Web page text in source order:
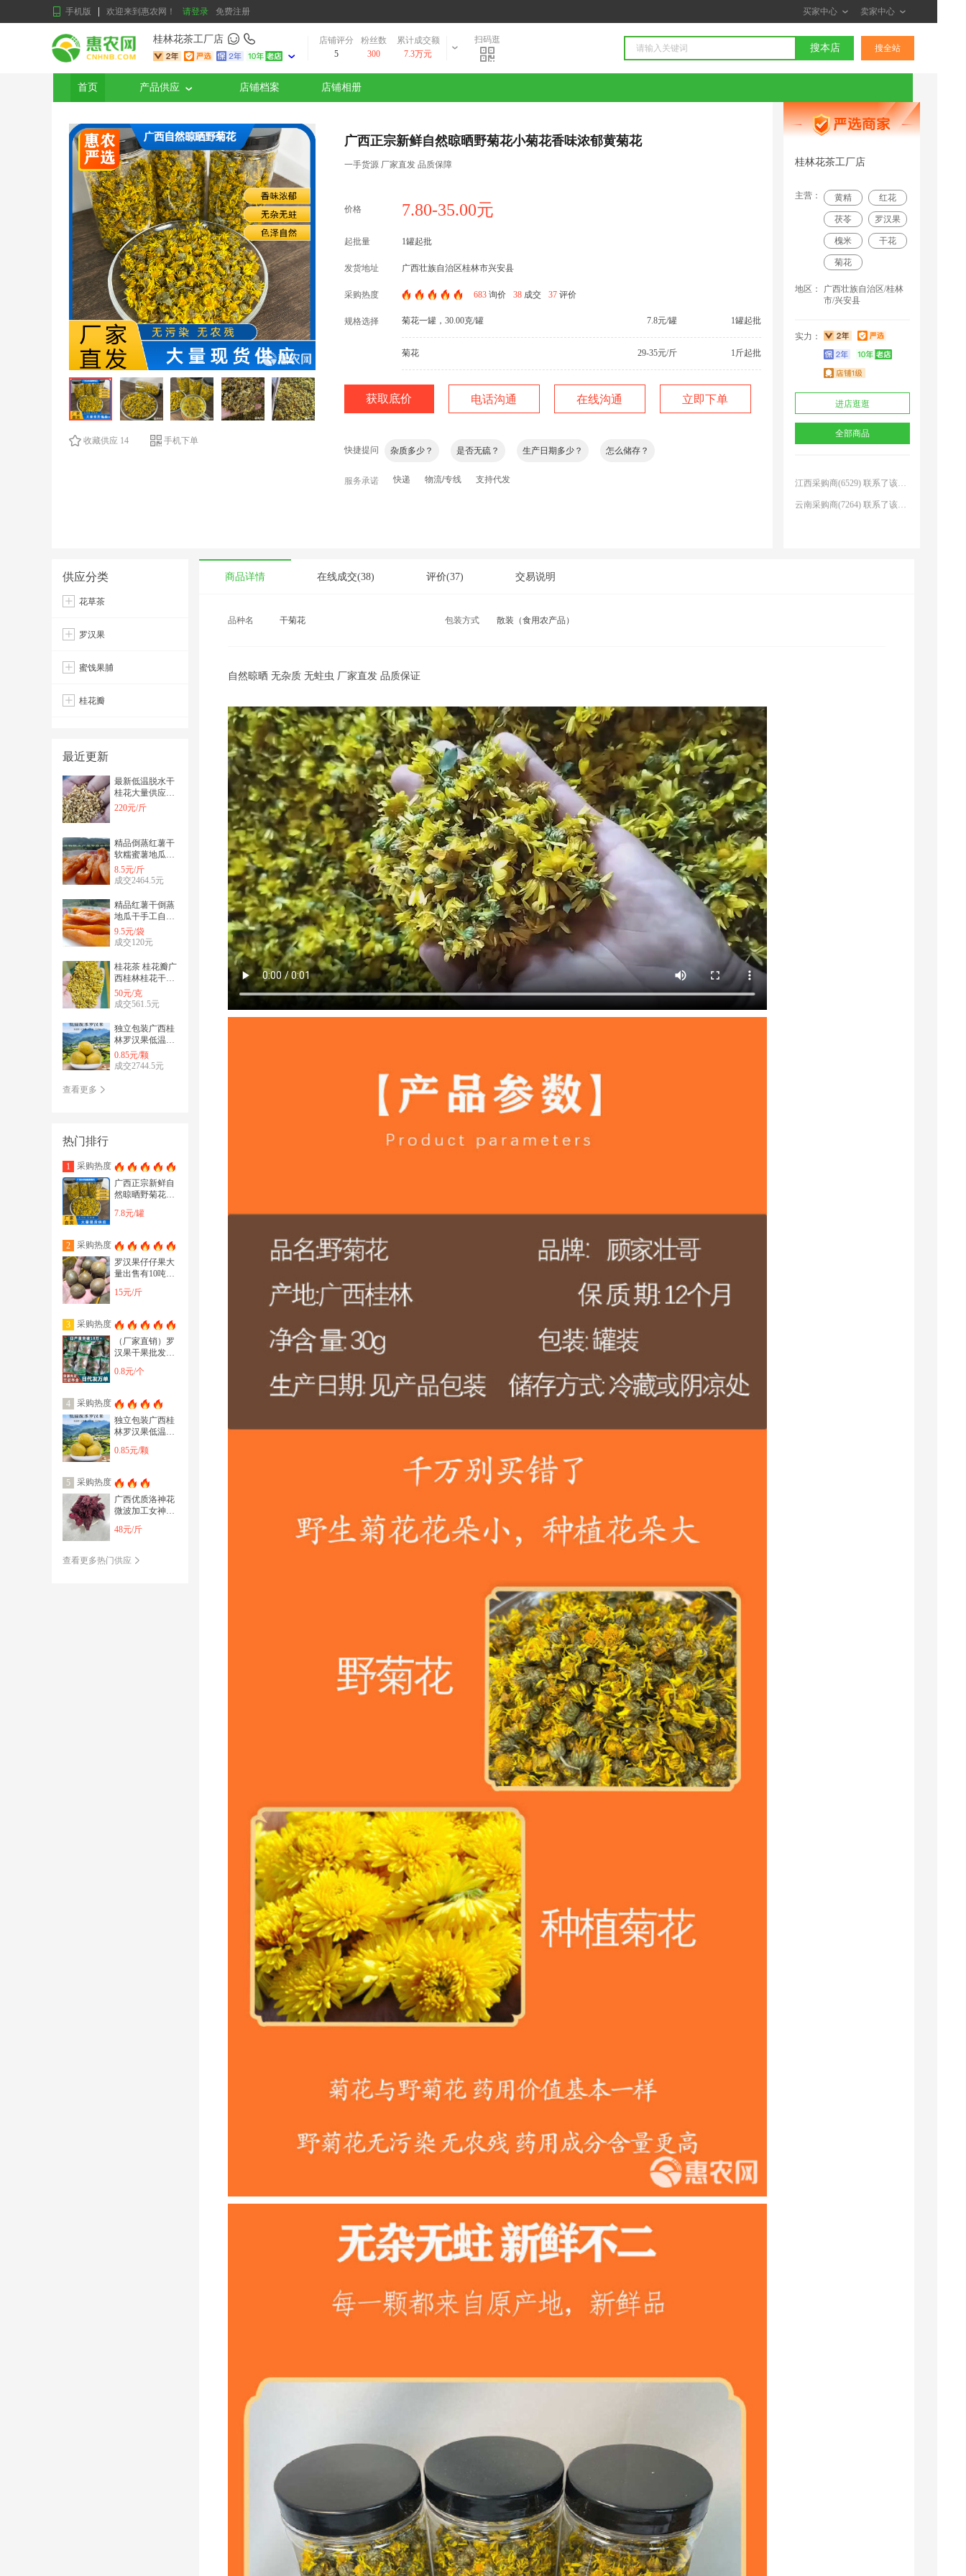
手机版 欢迎来到惠农网！ 请登录 免费注册 买家中心 卖家中心
桂林花茶工厂店
店铺评分
5
粉丝数
300
累计成交额
7.3万元
扫码逛
搜本店 搜全站
首页 产品供应 店铺档案 店铺相册
收藏供应 14 手机下单
广西正宗新鲜自然晾晒野菊花小菊花香味浓郁黄菊花
一手货源 厂家直发 品质保障
价格 7.80-35.00元
起批量 1罐起批
发货地址 广西壮族自治区桂林市兴安县
采购热度 683 询价 38成交 37评价
规格选择 菊花一罐，30.00克/罐 7.8元/罐 1罐起批
菊花 29-35元/斤 1斤起批
获取底价 电话沟通 在线沟通 立即下单
快捷提问 杂质多少？ 是否无硫？ 生产日期多少？ 怎么储存？
样品怎么拿？ 下单多久发货？
服务承诺 快递 物流/专线 支持代发
桂林花茶工厂店
主营： 黄精 红花
茯苓 罗汉果
槐米 干花
菊花
地区：
广西壮族自治区/桂林
市/兴安县
实力：
进店逛逛
全部商品
广*******商 联系了该商家
供应分类
花草茶
罗汉果
蜜饯果脯
桂花瓣
最近更新
最新低温脱水干
桂花大量供应批
发工厂直供5吨
220元/斤
精品倒蒸红薯干
软糯蜜薯地瓜干
蔗糖防腐剂
8.5元/斤
成交2464.5元
精品红薯干倒蒸
地瓜干手工自制
红薯干
9.5元/袋
成交120元
桂花茶 桂花瓣广
西桂林桂花干花
批发零售真空脱
水花一级无硫
50元/克
成交561.5元
独立包装广西桂
林罗汉果低温脱
水黄金罗汉果干
果精选大果
0.85元/颗
成交2744.5元
查看更多
热门排行
1
采购热度
广西正宗新鲜自
然晾晒野菊花小
菊花
7.8元/罐
2
采购热度
罗汉果仔仔果大
量出售有10吨迷
地摊货
15元/斤
3
采购热度
（厂家直销）罗
汉果干果批发一
桂林特产三证齐
0.8元/个
4
采购热度
独立包装广西桂
林罗汉果低温脱
果精选大果
0.85元/颗
5
采购热度
广西优质洛神花
微波加工女神花
销泡茶不熏硫
48元/斤
查看更多热门供应
商品详情 在线成交(38) 评价(37) 交易说明
品种名 干菊花 包装方式 散装（食用农产品）
自然晾晒 无杂质 无蛀虫 厂家直发 品质保证